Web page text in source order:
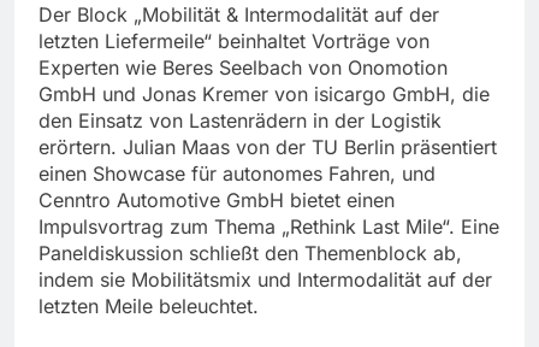
Der Block „Mobilität & Intermodalität auf der
letzten Liefermeile“ beinhaltet Vorträge von
Experten wie Beres Seelbach von Onomotion
GmbH und Jonas Kremer von isicargo GmbH, die
den Einsatz von Lastenrädern in der Logistik
erörtern. Julian Maas von der TU Berlin präsentiert
einen Showcase für autonomes Fahren, und
Cenntro Automotive GmbH bietet einen
Impulsvortrag zum Thema „Rethink Last Mile“. Eine
Paneldiskussion schließt den Themenblock ab,
indem sie Mobilitätsmix und Intermodalität auf der
letzten Meile beleuchtet.